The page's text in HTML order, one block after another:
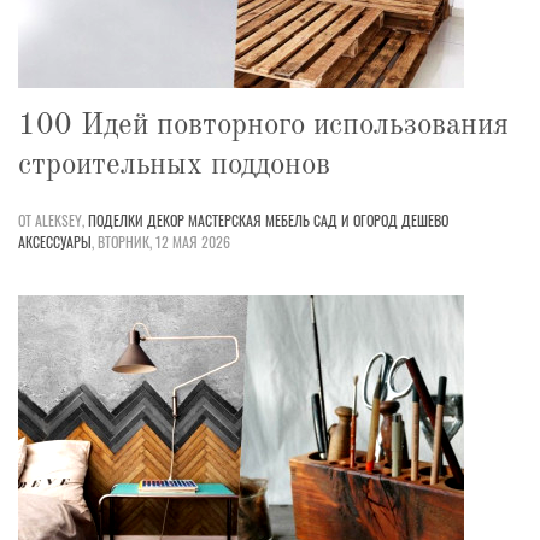
100 Идей повторного использования
строительных поддонов
ОТ ALEKSEY,ПОДЕЛКИ ДЕКОРМАСТЕРСКАЯ МЕБЕЛЬСАД И ОГОРОД ДЕШЕВО
АКСЕССУАРЫ,ВТОРНИК, 12 МАЯ 2026